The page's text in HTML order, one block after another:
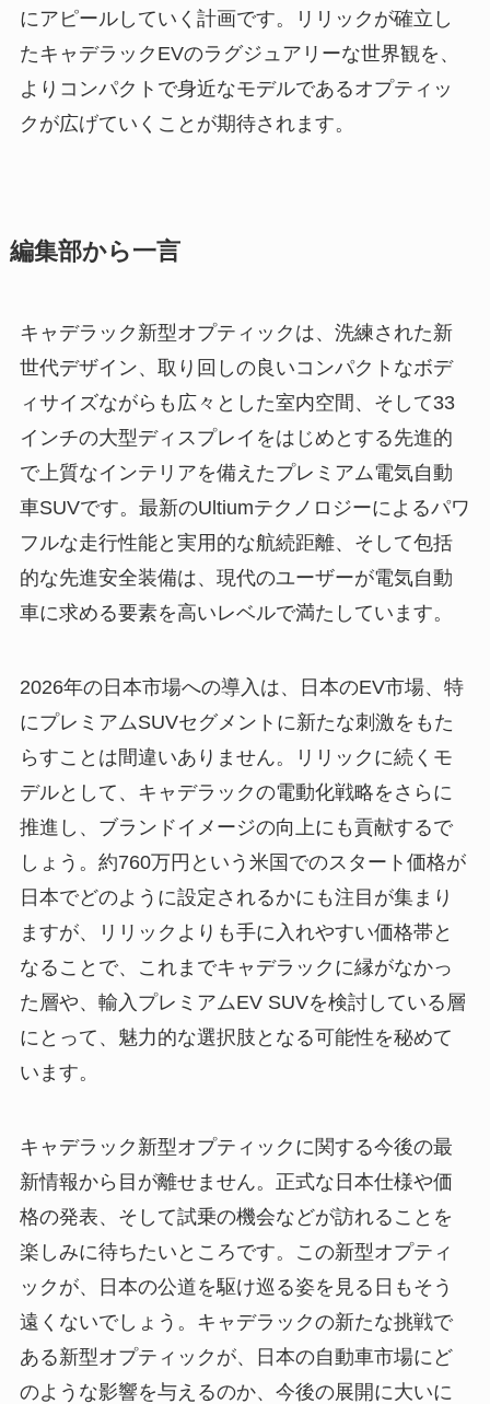
にアピールしていく計画です。リリックが確立し
たキャデラックEVのラグジュアリーな世界観を、
よりコンパクトで身近なモデルであるオプティッ
クが広げていくことが期待されます。
編集部から一言
キャデラック新型オプティックは、洗練された新
世代デザイン、取り回しの良いコンパクトなボデ
ィサイズながらも広々とした室内空間、そして33
インチの大型ディスプレイをはじめとする先進的
で上質なインテリアを備えたプレミアム電気自動
車SUVです。最新のUltiumテクノロジーによるパワ
フルな走行性能と実用的な航続距離、そして包括
的な先進安全装備は、現代のユーザーが電気自動
車に求める要素を高いレベルで満たしています。
2026年の日本市場への導入は、日本のEV市場、特
にプレミアムSUVセグメントに新たな刺激をもた
らすことは間違いありません。リリックに続くモ
デルとして、キャデラックの電動化戦略をさらに
推進し、ブランドイメージの向上にも貢献するで
しょう。約760万円という米国でのスタート価格が
日本でどのように設定されるかにも注目が集まり
ますが、リリックよりも手に入れやすい価格帯と
なることで、これまでキャデラックに縁がなかっ
た層や、輸入プレミアムEV SUVを検討している層
にとって、魅力的な選択肢となる可能性を秘めて
います。
キャデラック新型オプティックに関する今後の最
新情報から目が離せません。正式な日本仕様や価
格の発表、そして試乗の機会などが訪れることを
楽しみに待ちたいところです。この新型オプティ
ックが、日本の公道を駆け巡る姿を見る日もそう
遠くないでしょう。キャデラックの新たな挑戦で
ある新型オプティックが、日本の自動車市場にど
のような影響を与えるのか、今後の展開に大いに